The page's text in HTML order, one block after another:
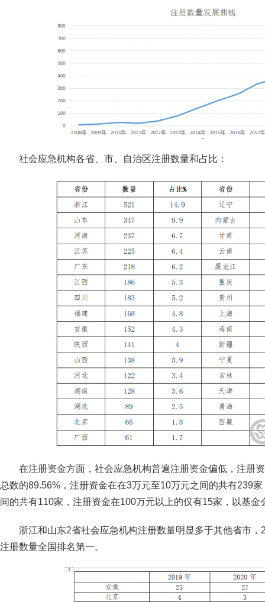
社会应急机构各省、市、自治区注册数量和占比：
在注册资金方面，社会应急机构普遍注册资金偏低，注册
总数的89.56%，注册资金在在3万元至10万元之间的共有239
间的共有110家，注册资金在100万元以上的仅有15家，以基金
浙江和山东2省社会应急机构注册数量明显多于其他省市
注册数量全国排名第一。